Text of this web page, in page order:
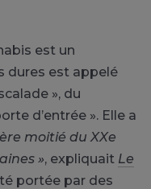
est un
dures est appelé
», du
d’entrée ». Elle a
moitié du XXe
», expliquait Le
portée par des